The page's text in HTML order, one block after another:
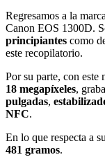
Regresamos a la
Canon EOS 1300D.
principiantes como
este recopilatorio.
Por su parte, con este
18 megapíxeles,
pulgadas,
NFC.
En lo que respecta a
481 gramos.